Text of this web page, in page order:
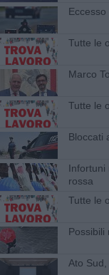
​Tutte le
Marco
​Tutte le
Bloccati
Infortuni
rossa
​Tutte le
Possibili
Ato